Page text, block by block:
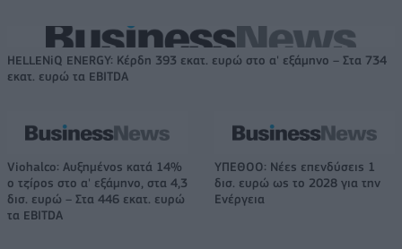
HELLENiQ ENERGY: Κέρδη 393 εκατ. ευρώ στο α' εξάμηνο – Στα 734
εκατ. ευρώ τα EBITDA
Viohalco: Αυξημένος κατά 14%
ο τζίρος στο α' εξάμηνο, στα 4,3
δισ. ευρώ – Στα 446 εκατ. ευρώ
τα EBITDA
ΥΠΕΘΟΟ: Νέες επενδύσεις 1
δισ. ευρώ ως το 2028 για την
Ενέργεια